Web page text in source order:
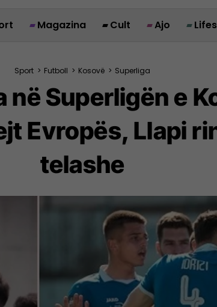
Magazina Cult Ajo
Sport > Futboll > Kosovë > Superliga
Superligën e
Evropës, Llapi
telashe